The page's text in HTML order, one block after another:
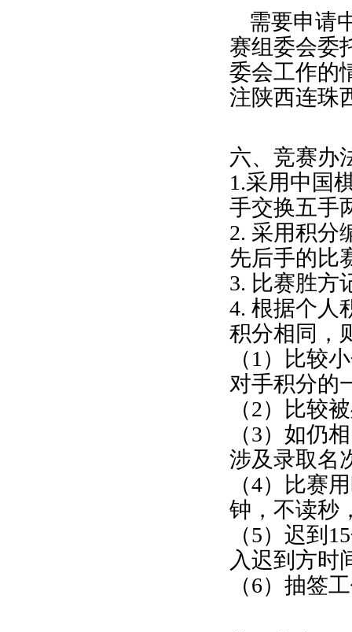
需要申请
赛组委会委
委会工作的
注陕西连珠
六、竞赛办
1.采用中国
手交换五手
2. 采用积分
先后手的比
3. 比赛胜方
4. 根据个人
积分相同，
（1）比较
对手积分的
（2）比较
（3）如仍
涉及录取名
（4）比赛
钟，不读秒
（5）迟到
入迟到方时
（6）抽签